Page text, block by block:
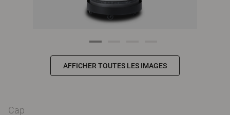
AFFICHER TOUTES LES IMAGES
Cap